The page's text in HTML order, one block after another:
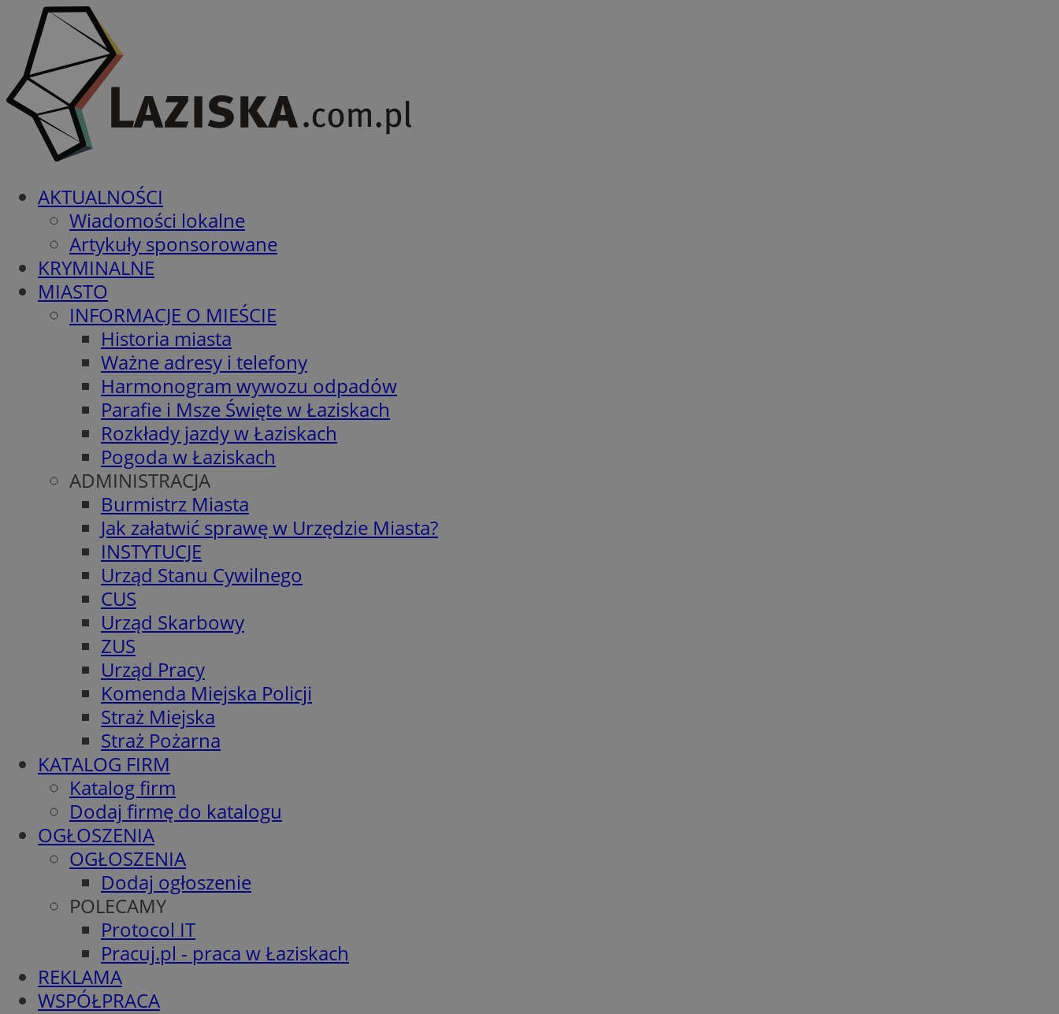
AKTUALNOŚCI
Wiadomości lokalne
Artykuły sponsorowane
KRYMINALNE
MIASTO
INFORMACJE O MIEŚCIE
Historia miasta
Ważne adresy i telefony
Harmonogram wywozu odpadów
Parafie i Msze Święte w Łaziskach
Rozkłady jazdy w Łaziskach
Pogoda w Łaziskach
ADMINISTRACJA
Burmistrz Miasta
Jak załatwić sprawę w Urzędzie Miasta?
INSTYTUCJE
Urząd Stanu Cywilnego
CUS
Urząd Skarbowy
ZUS
Urząd Pracy
Komenda Miejska Policji
Straż Miejska
Straż Pożarna
KATALOG FIRM
Katalog firm
Dodaj firmę do katalogu
OGŁOSZENIA
OGŁOSZENIA
Dodaj ogłoszenie
POLECAMY
Protocol IT
Pracuj.pl - praca w Łaziskach
REKLAMA
WSPÓŁPRACA